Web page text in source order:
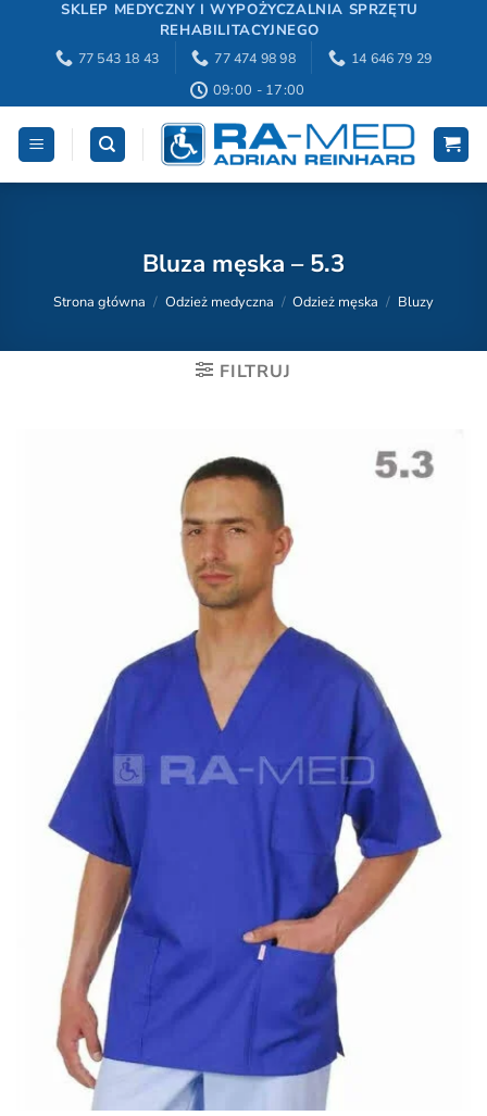
Przewiń
zawartości
SKLEP MEDYCZNY I WYPOŻYCZALNIA SPRZĘTU
REHABILITACYJNEGO
77 543 18 43 77 474 98 98 14 646 79 29
09:00 - 17:00
Bluza męska – 5.3
Strona główna / Odzież medyczna / Odzież męska / Bluzy
FILTRUJ